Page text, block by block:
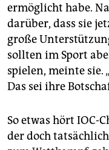
ermöglicht habe.
darüber, dass sie
große
sollten im Sport
spielen, meinte sie.
Das sei ihre
So etwas hört IOC-
der doch tatsächlich